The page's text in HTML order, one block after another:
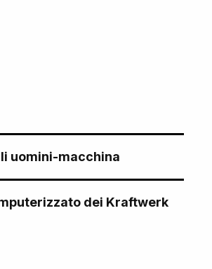
uomini-macchina
dei Kraftwerk